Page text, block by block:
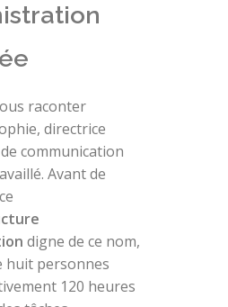
raconter
directrice
communication
Avant de
digne de ce nom,
huit personnes
120 heures